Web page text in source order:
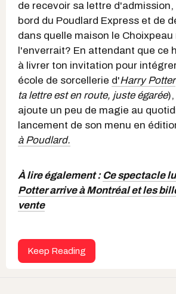
de recevoir sa lettre
bord du Poudlard Express et de
dans quelle maison le
l'enverrait? En attendant que ce
à livrer ton invitation pour
école de sorcellerie d'Harry Potter
ta lettre est en route, juste égarée),
ajoute un peu de magie au
lancement de son menu en
à Poudlard.
À lire également : Ce spectacle
Potter arrive à Montréal et les
vente
Keep Reading